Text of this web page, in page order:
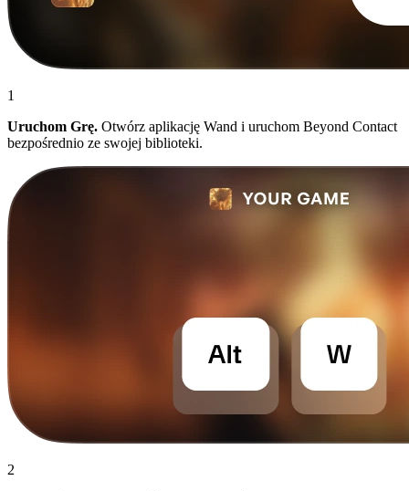
1
Uruchom Grę. Otwórz aplikację Wand i uruchom Beyond Contact
bezpośrednio ze swojej biblioteki.
2